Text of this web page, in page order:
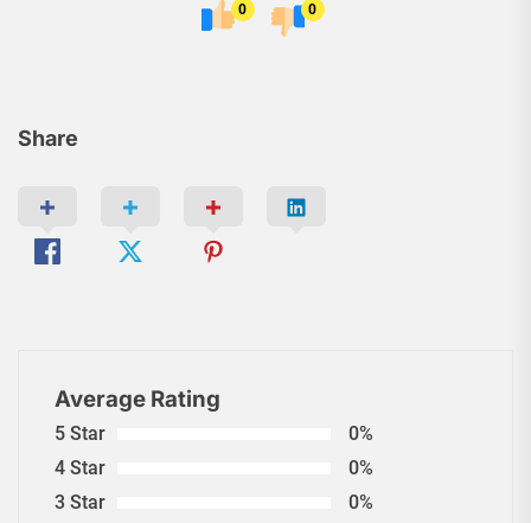
Share
0 0
Average Rating
5 Star
0%
4 Star
0%
3 Star
0%